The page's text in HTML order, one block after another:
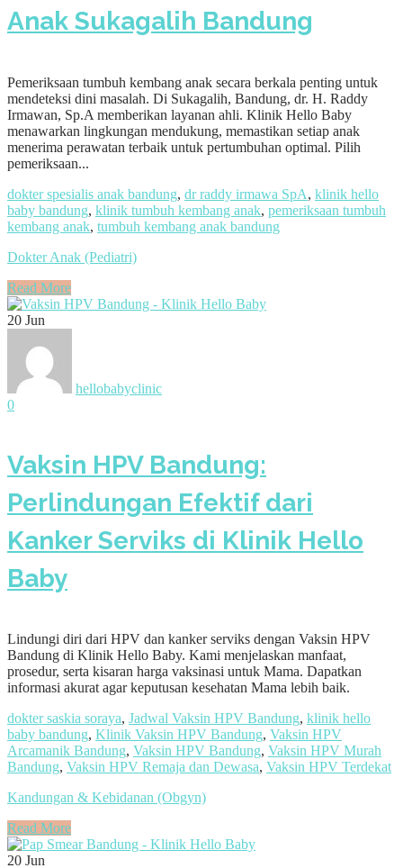
Anak Sukagalih Bandung
Pemeriksaan tumbuh kembang anak secara berkala penting untuk
mendeteksi dini masalah. Di Sukagalih, Bandung, dr. H. Raddy
Irmawan, Sp.A memberikan layanan ahli. Klinik Hello Baby
menawarkan lingkungan mendukung, memastikan setiap anak
menerima perawatan terbaik untuk pertumbuhan optimal. Pilih
pemeriksaan...
dokter spesialis anak bandung, dr raddy irmawa SpA, klinik hello
baby bandung, klinik tumbuh kembang anak, pemeriksaan tumbuh
kembang anak, tumbuh kembang anak bandung
Dokter Anak (Pediatri)
Read More
20 Jun
hellobabyclinic
0
Vaksin HPV Bandung:
Perlindungan Efektif dari
Kanker Serviks di Klinik Hello
Baby
Lindungi diri dari HPV dan kanker serviks dengan Vaksin HPV
Bandung di Klinik Hello Baby. Kami menjelaskan manfaat,
prosedur, serta kisaran harga vaksinasi untuk Mama. Dapatkan
informasi akurat agar keputusan kesehatan Mama lebih baik.
dokter saskia soraya, Jadwal Vaksin HPV Bandung, klinik hello
baby bandung, Klinik Vaksin HPV Bandung, Vaksin HPV
Arcamanik Bandung, Vaksin HPV Bandung, Vaksin HPV Murah
Bandung, Vaksin HPV Remaja dan Dewasa, Vaksin HPV Terdekat
Kandungan & Kebidanan (Obgyn)
Read More
20 Jun